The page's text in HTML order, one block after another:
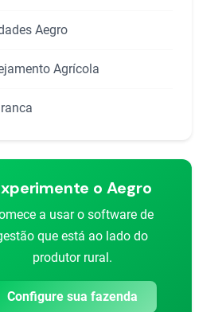
Aegro
Agrícola
o Aegro
a usar o software de
que está ao lado do
produtor rural.
Configure sua fazenda